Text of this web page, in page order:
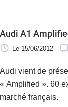
Audi A1
Le 15/06/2012
Audi vient de
« Amplified ». 60
marché français.